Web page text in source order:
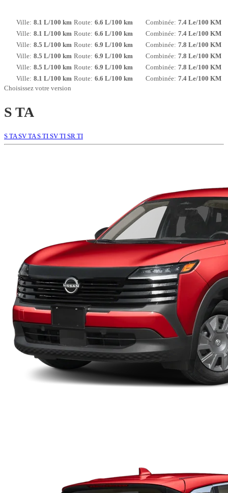
Ville: 8.1 L/100 km Route: 6.6 L/100 km Combinée: 7.4 Le/100 KM
Ville: 8.1 L/100 km Route: 6.6 L/100 km Combinée: 7.4 Le/100 KM
Ville: 8.5 L/100 km Route: 6.9 L/100 km Combinée: 7.8 Le/100 KM
Ville: 8.5 L/100 km Route: 6.9 L/100 km Combinée: 7.8 Le/100 KM
Ville: 8.5 L/100 km Route: 6.9 L/100 km Combinée: 7.8 Le/100 KM
Ville: 8.1 L/100 km Route: 6.6 L/100 km Combinée: 7.4 Le/100 KM
Choisissez votre version
S TA
S TASV TAS TI SV TI SR TI